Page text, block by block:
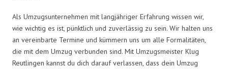
Als Umzugsunternehmen mit langjähriger Erfahrung wissen wir,
wie wichtig es ist, pünktlich und zuverlässig zu sein. Wir halten uns
an vereinbarte Termine und kümmern uns um alle Formalitäten,
die mit dem Umzug verbunden sind. Mit Umzugsmeister Klug
Reutlingen kannst du dich darauf verlassen, dass dein Umzug